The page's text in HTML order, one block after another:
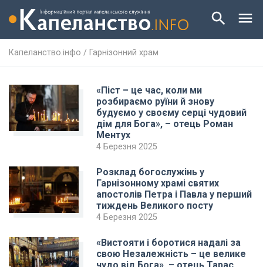
Капеланство.інфо / Гарнізонний храм
«Піст – це час, коли ми
розбираємо руїни й знову
будуємо у своєму серці чудовий
дім для Бога», – отець Роман
Ментух
4 Березня 2025
Розклад богослужінь у
Гарнізонному храмі святих
апостолів Петра і Павла у перший
тиждень Великого посту
4 Березня 2025
«Вистояти і боротися надалі за
свою Незалежність – це велике
чудо від Бога», – отець Тарас